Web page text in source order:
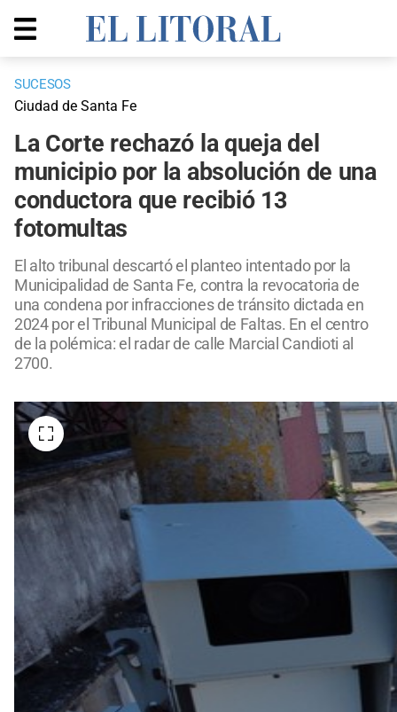
SUCESOS
Ciudad de Santa Fe
La Corte rechazó la queja del
municipio por la absolución de una
conductora que recibió 13
fotomultas
El alto tribunal descartó el planteo intentado por la
Municipalidad de Santa Fe, contra la revocatoria de
una condena por infracciones de tránsito dictada en
2024 por el Tribunal Municipal de Faltas. En el centro
de la polémica: el radar de calle Marcial Candioti al
2700.